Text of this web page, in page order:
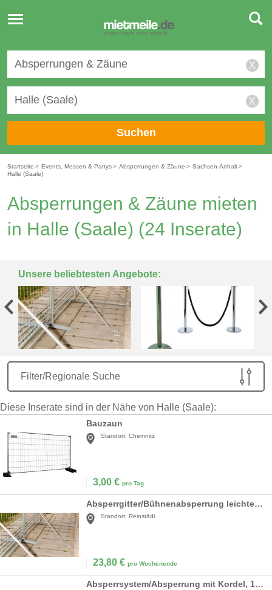
Toggle
navigation
X
X
Suchen
Startseite > Events, Messen & Partys> Absperrungen & Zäune > Sachsen-Anhalt>
Halle (Saale)
Absperrungen & Zäune mieten
in Halle (Saale) (24 Inserate)
Unsere beliebtesten Angebote:
Filter/Regionale Suche
Diese Inserate sind in der Nähe von Halle (Saale):
Bauzaun
Standort: Chemnitz
3,00 € pro Tag
Absperrgitter/Bühnenabsperrung leichter Ausführung
Standort: Reinstädt
23,80 € pro Wochenende
Absperrsystem/Absperrung mit Kordel, 1 Pfosten